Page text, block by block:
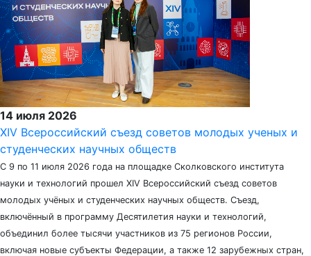
14 июля 2026
XIV Всероссийский съезд советов молодых ученых и
студенческих научных обществ
С 9 по 11 июля 2026 года на площадке Сколковского института
науки и технологий прошел XIV Всероссийский съезд советов
молодых учёных и студенческих научных обществ. Съезд,
включённый в программу Десятилетия науки и технологий,
объединил более тысячи участников из 75 регионов России,
включая новые субъекты Федерации, а также 12 зарубежных стран,